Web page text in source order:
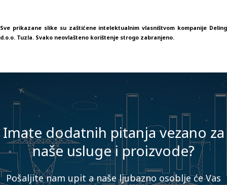
Sve prikazane slike su zaštićene intelektualnim vlasništvom kompanije Deling
d.o.o. Tuzla. Svako neovlašteno korištenje strogo zabranjeno.
Imate dodatnih pitanja vezano za
naše usluge i proizvode?
Pošaljite nam upit a naše ljubazno osoblje će Vas